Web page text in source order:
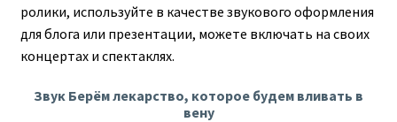
ролики, используйте в качестве звукового оформления
для блога или презентации, можете включать на своих
концертах и спектаклях.
Звук Берём лекарство, которое будем вливать в
вену